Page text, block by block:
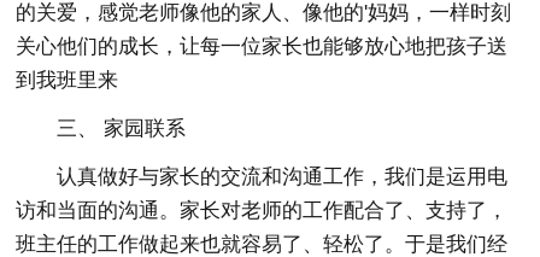
的关爱，感觉老师像他的家人、像他的'妈妈，一样时刻
关心他们的成长，让每一位家长也能够放心地把孩子送
到我班里来
三、 家园联系
认真做好与家长的交流和沟通工作，我们是运用电
访和当面的沟通。家长对老师的工作配合了、支持了，
班主任的工作做起来也就容易了、轻松了。于是我们经